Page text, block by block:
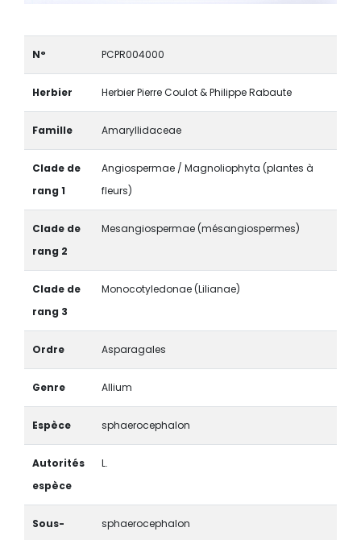
N° PCPR004000
Herbier Herbier Pierre Coulot & Philippe Rabaute
Famille Amaryllidaceae
Clade de
rang 1
Angiospermae / Magnoliophyta (plantes à
fleurs)
Clade de
rang 2
Mesangiospermae (mésangiospermes)
Clade de
rang 3
Monocotyledonae (Lilianae)
Ordre Asparagales
Genre Allium
Espèce sphaerocephalon
Autorités
espèce
L.
Sous-
sphaerocephalon